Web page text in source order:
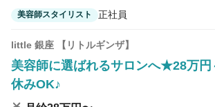
美容師スタイリスト 正社員
little 銀座 【リトルギンザ】
美容師に選ばれるサロンへ★28万円
休みOK♪